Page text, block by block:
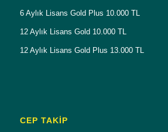
6 Aylık Lisans Gold Plus 10.000 TL
12 Aylık Lisans Gold 10.000 TL
12 Aylık Lisans Gold Plus 13.000 TL
CEP TAKİP